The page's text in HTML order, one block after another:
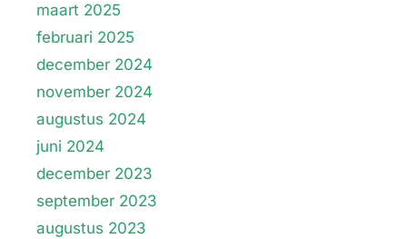
maart 2025
februari 2025
december 2024
november 2024
augustus 2024
juni 2024
december 2023
september 2023
augustus 2023